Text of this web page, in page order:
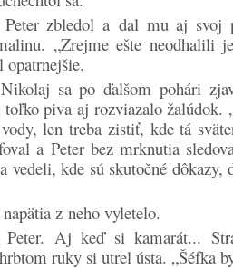
zbledol a dal mu aj svoj
„Zrejme ešte neodhalili
opatrnejšie.
sa po ďalšom pohári
toľko piva aj rozviazalo žalúdok.
len treba zistiť, kde tá
a Peter bez mrknutia
vedeli, kde sú skutočné dôkazy,
z neho vyletelo.
Peter. Aj keď si kamarát...
ruky si utrel ústa. „Šéfka